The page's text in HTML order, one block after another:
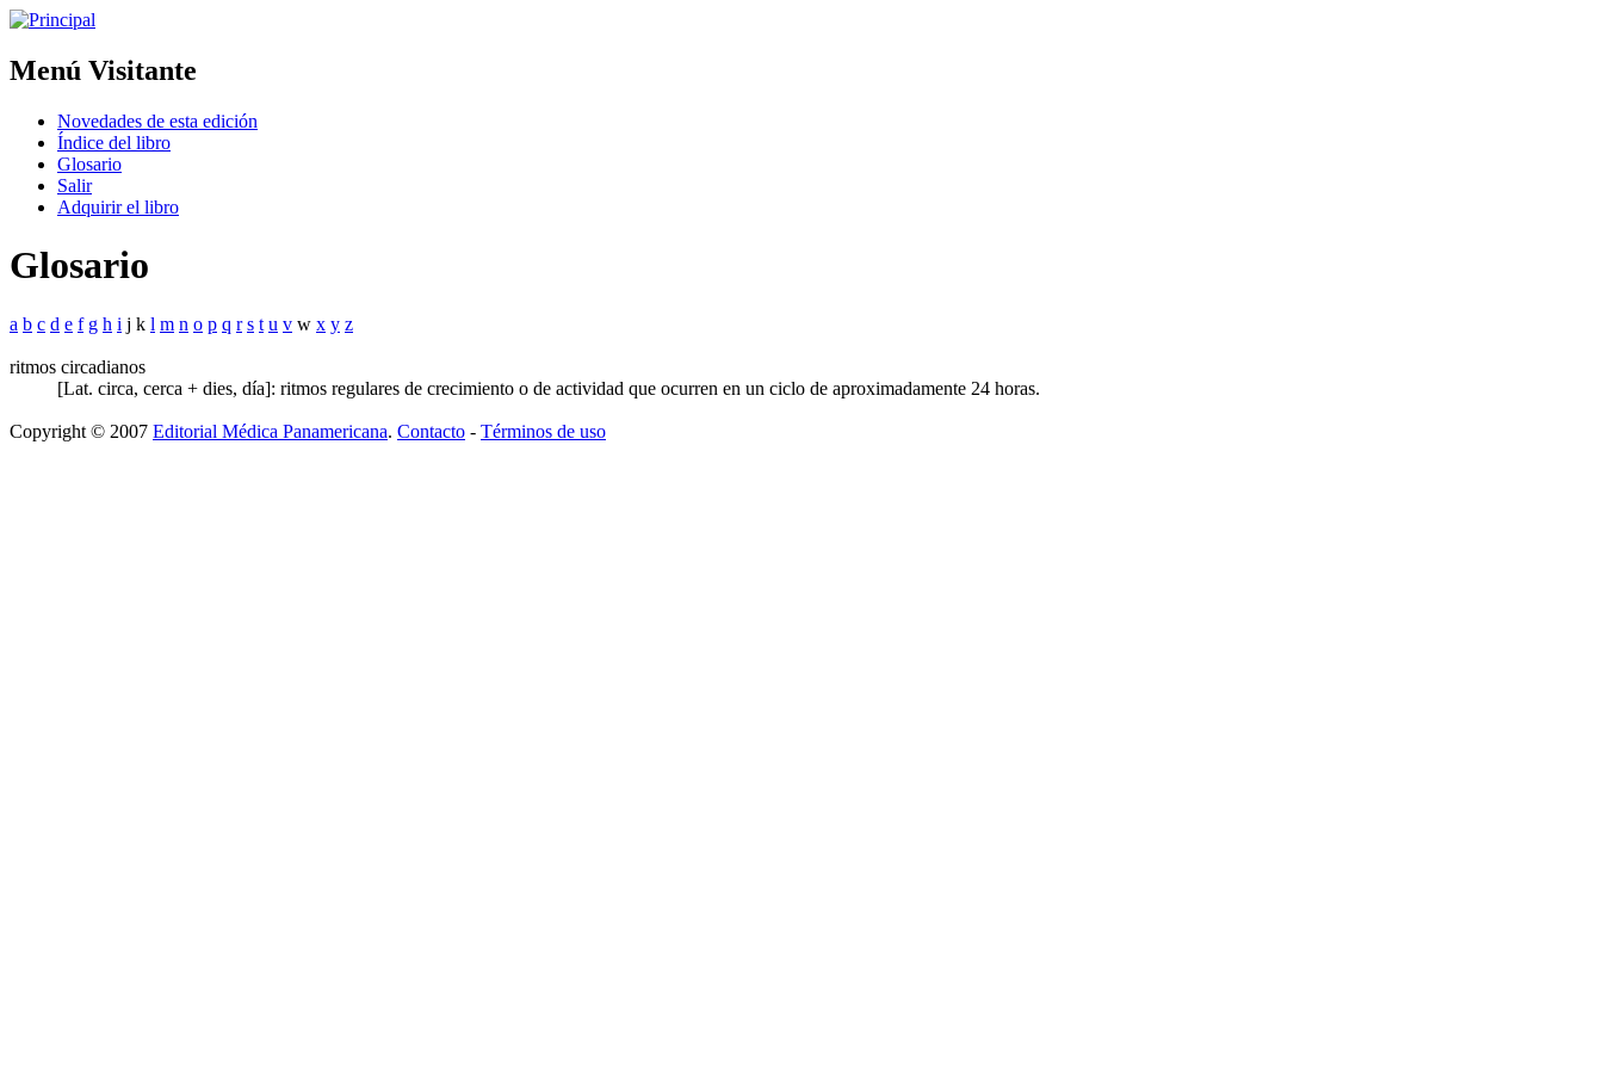
Menú Visitante
Novedades de esta edición
Índice del libro
Glosario
Salir
Adquirir el libro
Glosario
a b c d e f g h i j k l m n o p q r s t u v w x y z
ritmos circadianos
[Lat. circa, cerca + dies, día]: ritmos regulares de crecimiento o de actividad que ocurren en un ciclo de aproximadamente 24 horas.
Copyright © 2007 Editorial Médica Panamericana. Contacto - Términos de uso